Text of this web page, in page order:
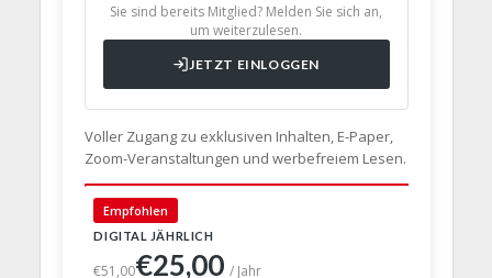
Sie sind bereits Mitglied? Melden Sie sich an,
um weiterzulesen.
JETZT EINLOGGEN
Voller Zugang zu exklusiven Inhalten, E-Paper,
Zoom-Veranstaltungen und werbefreiem Lesen.
Empfohlen
DIGITAL JÄHRLICH
€51,00€25,00 / Jahr